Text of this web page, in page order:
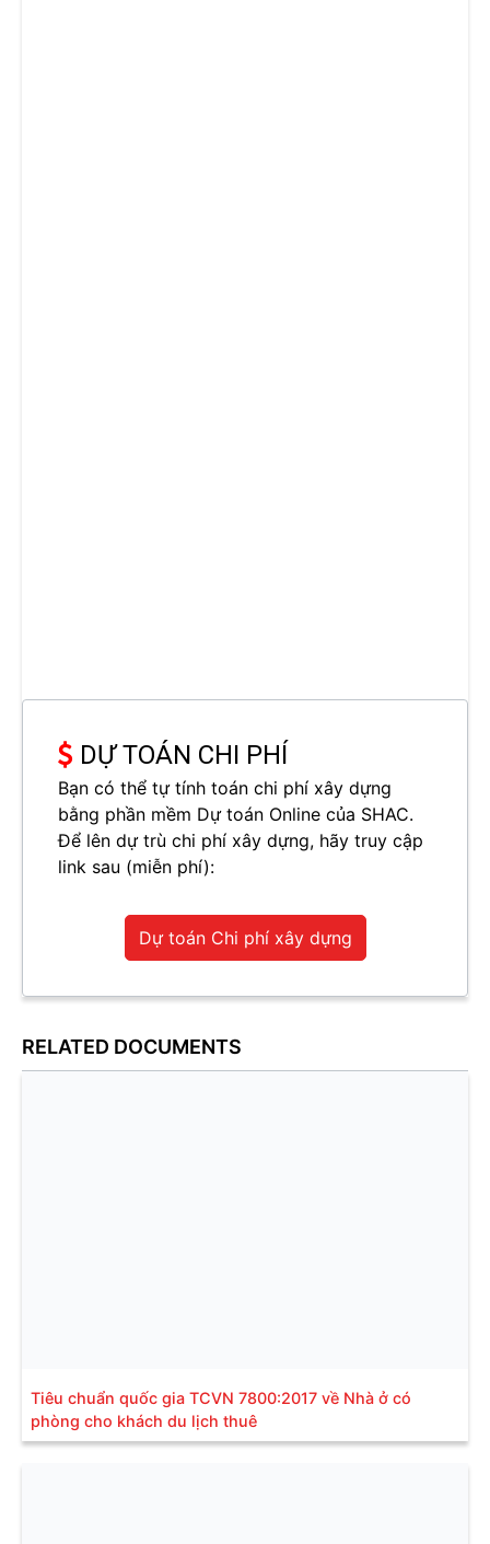
DỰ TOÁN CHI PHÍ
Bạn có thể tự tính toán chi phí xây dựng
bằng phần mềm Dự toán Online của SHAC.
Để lên dự trù chi phí xây dựng, hãy truy cập
link sau (miễn phí):
Dự toán Chi phí xây dựng
RELATED DOCUMENTS
Tiêu chuẩn quốc gia TCVN 7800:2017 về Nhà ở có
phòng cho khách du lịch thuê